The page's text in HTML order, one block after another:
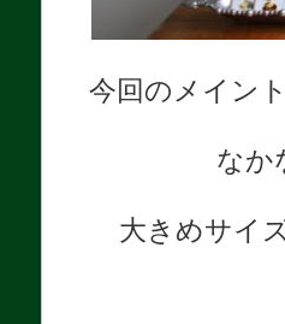
今回のメイン
なか
大きめサイ